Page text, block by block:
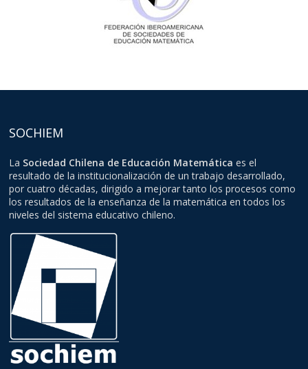
SOCHIEM
La Sociedad Chilena de Educación Matemática es el
resultado de la institucionalización de un trabajo desarrollado,
por cuatro décadas, dirigido a mejorar tanto los procesos como
los resultados de la enseñanza de la matemática en todos los
niveles del sistema educativo chileno.